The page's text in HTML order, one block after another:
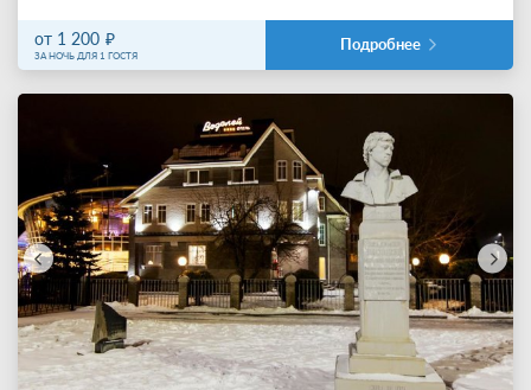
от 1 200
ЗА НОЧЬ ДЛЯ 1 ГОСТЯ
Подробнее